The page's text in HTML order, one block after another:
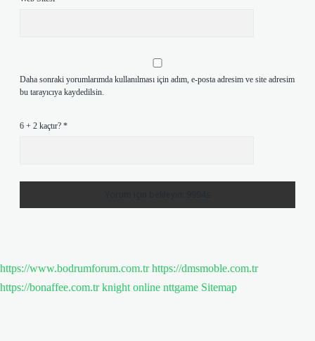
Daha sonraki yorumlarımda kullanılması için adım, e-posta adresim ve site adresim
bu tarayıcıya kaydedilsin.
6 + 2 kaçtır? *
https://www.bodrumforum.com.tr https://dmsmoble.com.tr
https://bonaffee.com.tr knight online nttgame Sitemap